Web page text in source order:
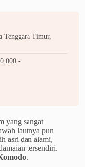
Tenggara Timur,
-
yang sangat
lautnya pun
asri dan alami,
tersendiri.
.